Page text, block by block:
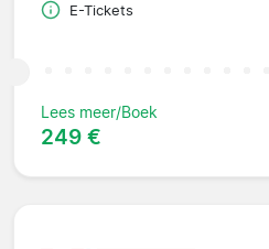
E-Tickets
Lees meer/Boek
249 €